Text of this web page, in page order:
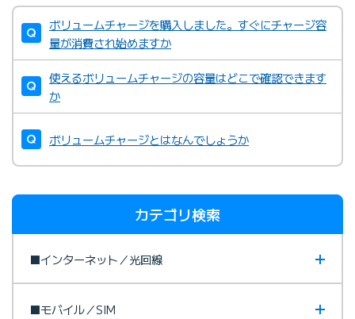
ボリュームチャージを購入しました。すぐにチャージ容
量が消費され始めますか
使えるボリュームチャージの容量はどこで確認できます
か
ボリュームチャージとはなんでしょうか
カテゴリ検索
■インターネット／光回線
■モバイル／SIM